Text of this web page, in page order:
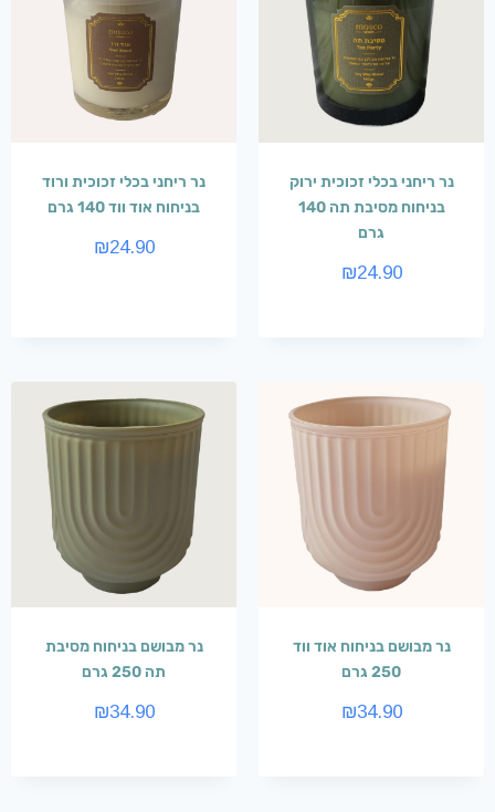
נר ריחני בכלי זכוכית ירוק
בניחוח מסיבת תה 140
גרם
₪24.90
נר ריחני בכלי זכוכית ורוד
בניחוח אוד ווד 140 גרם
₪24.90
נר מבושם בניחוח אוד ווד
250 גרם
₪34.90
נר מבושם בניחוח מסיבת
תה 250 גרם
₪34.90